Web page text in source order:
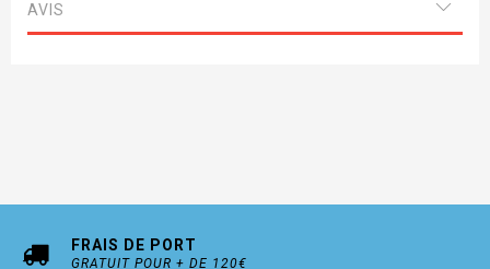
AVIS
FRAIS DE PORT
GRATUIT POUR + DE 120€